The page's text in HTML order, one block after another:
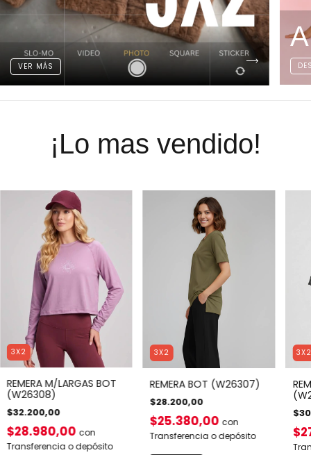
VER MÁS
¡Lo mas vendido!
3X2
REMERA M/LARGAS BOT
(W26308)
$32.200,00
$28.980,00 con
Transferencia o depósito
3X2
REMERA BOT (W26307)
$28.200,00
$25.380,00 con
Transferencia o depósito